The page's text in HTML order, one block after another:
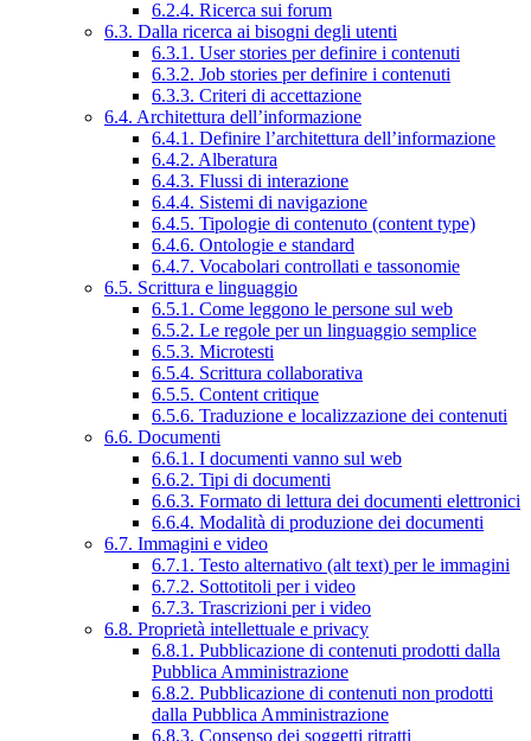
6.2.4. Ricerca sui forum
6.3. Dalla ricerca ai bisogni degli utenti
6.3.1. User stories per definire i contenuti
6.3.2. Job stories per definire i contenuti
6.3.3. Criteri di accettazione
6.4. Architettura dell’informazione
6.4.1. Definire l’architettura dell’informazione
6.4.2. Alberatura
6.4.3. Flussi di interazione
6.4.4. Sistemi di navigazione
6.4.5. Tipologie di contenuto (content type)
6.4.6. Ontologie e standard
6.4.7. Vocabolari controllati e tassonomie
6.5. Scrittura e linguaggio
6.5.1. Come leggono le persone sul web
6.5.2. Le regole per un linguaggio semplice
6.5.3. Microtesti
6.5.4. Scrittura collaborativa
6.5.5. Content critique
6.5.6. Traduzione e localizzazione dei contenuti
6.6. Documenti
6.6.1. I documenti vanno sul web
6.6.2. Tipi di documenti
6.6.3. Formato di lettura dei documenti elettronici
6.6.4. Modalità di produzione dei documenti
6.7. Immagini e video
6.7.1. Testo alternativo (alt text) per le immagini
6.7.2. Sottotitoli per i video
6.7.3. Trascrizioni per i video
6.8. Proprietà intellettuale e privacy
6.8.1. Pubblicazione di contenuti prodotti dalla
Pubblica Amministrazione
6.8.2. Pubblicazione di contenuti non prodotti
dalla Pubblica Amministrazione
6.8.3. Consenso dei soggetti ritratti